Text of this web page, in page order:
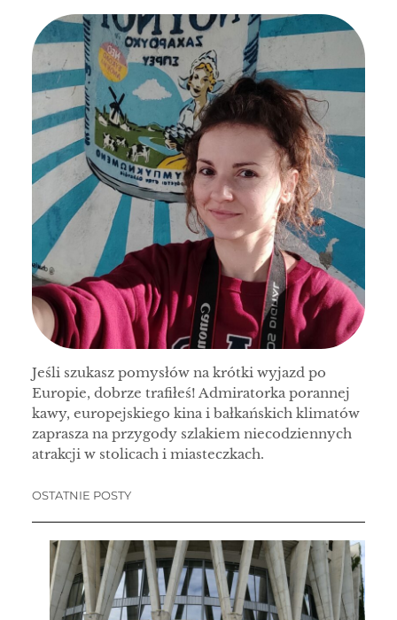
Jeśli szukasz pomysłów na krótki wyjazd po
Europie, dobrze trafiłeś! Admiratorka porannej
kawy, europejskiego kina i bałkańskich klimatów
zaprasza na przygody szlakiem niecodziennych
atrakcji w stolicach i miasteczkach.
OSTATNIE POSTY